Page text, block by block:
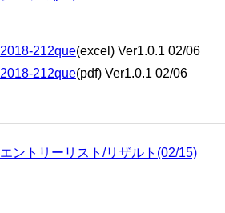
2018-212que(excel) Ver1.0.1 02/06
2018-212que(pdf) Ver1.0.1 02/06
エントリーリスト/リザルト(02/15)